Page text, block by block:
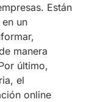
Están
un
manera
último,
el
online